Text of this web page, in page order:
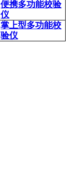
便携多功能校验
仪
掌上型多功能校
验仪